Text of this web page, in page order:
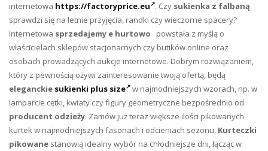
internetowa https://factoryprice.eu . Czy sukienka z falbaną
sprawdzi się na letnie przyjęcia, randki czy wieczorne spacery?
Internetowa sprzedajemy e hurtowo
powstała z myślą o
właścicielach sklepów stacjonarnych czy butików online oraz
osobach prowadzących aukcje internetowe. Dobrym rozwiązaniem,
który z pewnością ożywi zainteresowanie twoją ofertą, będą
eleganckie sukienki plus size
w najmodniejszych wzorach, np. w
lamparcie cętki, kwiaty czy figury geometryczne bezpośrednio od
producent odzieży. Zamów już teraz większe ilości pikowanych
kurtek w najmodniejszych fasonach i odcieniach sezonu. Kurteczki
pikowane stanowią idealny wybór na chłodniejsze dni, łącząc w